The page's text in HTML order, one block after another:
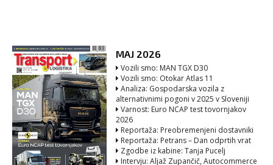
MAJ 2026
Vozili smo: MAN TGX D30
Vozili smo: Otokar Atlas 11
Analiza: Gospodarska vozila z
alternativnimi pogoni v 2025 v Sloveniji
Varnost: Euro NCAP test tovornjakov
2026
Reportaža: Preobremenjeni dostavniki
Reportaža: Petrans – Dan odprtih vrat
Zgodbe iz kabine: Tanja Pucelj
Intervju: Aljaž Zupančič, Autocommerce